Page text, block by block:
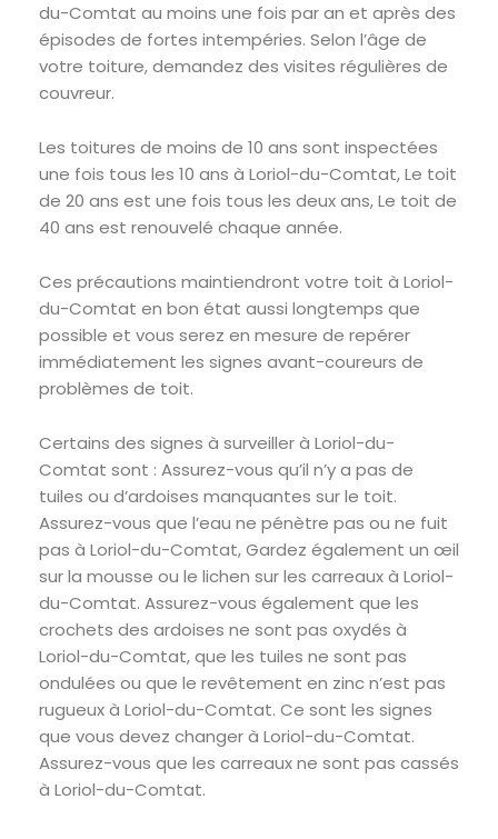
du-Comtat au moins une fois par an et après des
épisodes de fortes intempéries. Selon l’âge de
votre toiture, demandez des visites régulières de
couvreur.
Les toitures de moins de 10 ans sont inspectées
une fois tous les 10 ans à Loriol-du-Comtat, Le toit
de 20 ans est une fois tous les deux ans, Le toit de
40 ans est renouvelé chaque année.
Ces précautions maintiendront votre toit à Loriol-
du-Comtat en bon état aussi longtemps que
possible et vous serez en mesure de repérer
immédiatement les signes avant-coureurs de
problèmes de toit.
Certains des signes à surveiller à Loriol-du-
Comtat sont : Assurez-vous qu’il n’y a pas de
tuiles ou d’ardoises manquantes sur le toit.
Assurez-vous que l’eau ne pénètre pas ou ne fuit
pas à Loriol-du-Comtat, Gardez également un œil
sur la mousse ou le lichen sur les carreaux à Loriol-
du-Comtat. Assurez-vous également que les
crochets des ardoises ne sont pas oxydés à
Loriol-du-Comtat, que les tuiles ne sont pas
ondulées ou que le revêtement en zinc n’est pas
rugueux à Loriol-du-Comtat. Ce sont les signes
que vous devez changer à Loriol-du-Comtat.
Assurez-vous que les carreaux ne sont pas cassés
à Loriol-du-Comtat.